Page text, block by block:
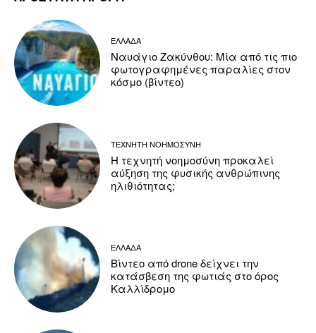
ΕΛΛΑΔΑ
Ναυάγιο Ζακύνθου: Μία από τις πιο
φωτογραφημένες παραλίες στον
κόσμο (βίντεο)
ΤΕΧΝΗΤΗ ΝΟΗΜΟΣΥΝΗ
Η τεχνητή νοημοσύνη προκαλεί
αύξηση της φυσικής ανθρώπινης
ηλιθιότητας;
ΕΛΛΑΔΑ
Βίντεο από drone δείχνει την
κατάσβεση της φωτιάς στο όρος
Καλλίδρομο